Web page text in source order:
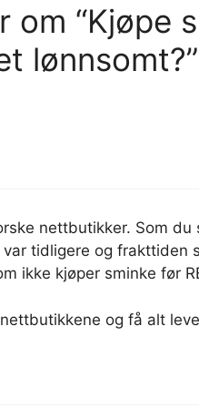
om “Kjøpe
lønnsomt?”
nettbutikker. Som
tidligere og frakttiden
ikke kjøper sminke før
og få alt